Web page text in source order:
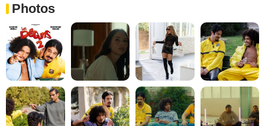
Photos